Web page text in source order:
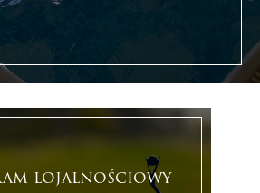
lojalnościowy